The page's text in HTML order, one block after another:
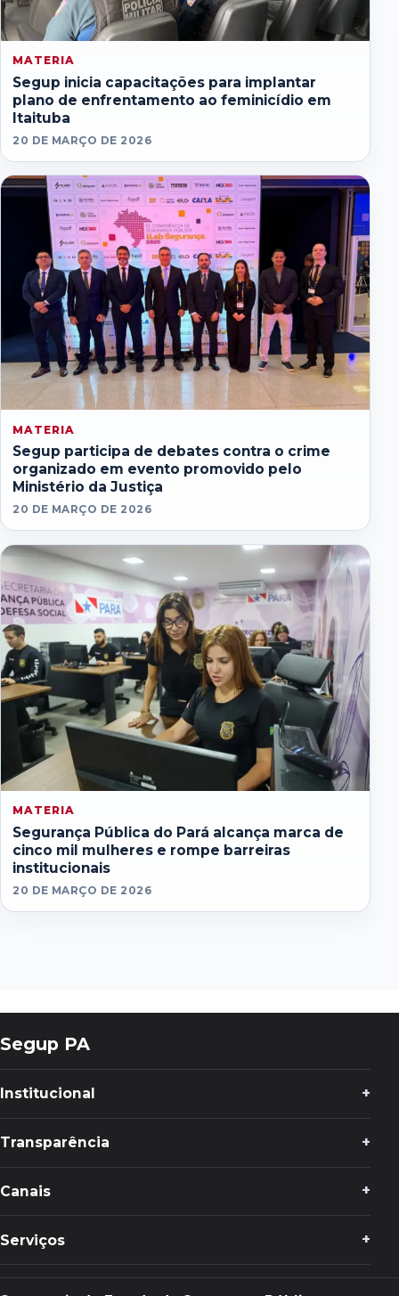
MATERIA
Segup inicia capacitações para implantar
plano de enfrentamento ao feminicídio em
Itaituba
20 DE MARÇO DE 2026
MATERIA
Segup participa de debates contra o crime
organizado em evento promovido pelo
Ministério da Justiça
20 DE MARÇO DE 2026
MATERIA
Segurança Pública do Pará alcança marca de
cinco mil mulheres e rompe barreiras
institucionais
20 DE MARÇO DE 2026
Segup PA
Institucional
Transparência
Canais
Serviços